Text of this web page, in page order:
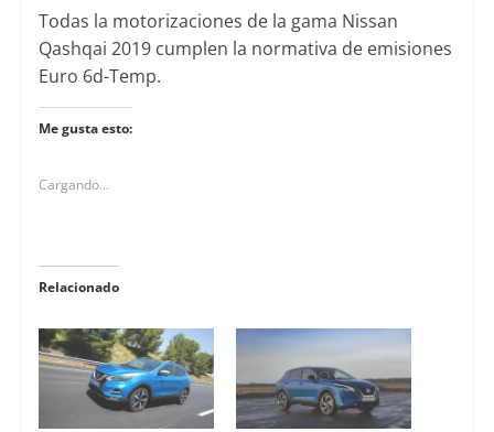
Todas la motorizaciones de la gama Nissan
Qashqai 2019 cumplen la normativa de emisiones
Euro 6d-Temp.
Me gusta esto:
Cargando...
Relacionado